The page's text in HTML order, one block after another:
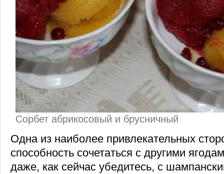
Сорбет абрикосовый и брусничный
Одна из наиболее привлекательных
способность сочетаться с другими
даже, как сейчас убедитесь, с